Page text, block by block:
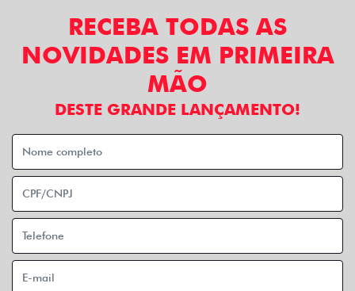
RECEBA TODAS AS
NOVIDADES EM PRIMEIRA
MÃO
DESTE GRANDE LANÇAMENTO!